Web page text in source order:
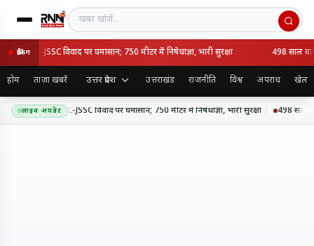
खबर खोजें
ब्रेकिंग
JPSC-JSSC विवाद पर घमासान; 750 मीटर में निषेधाज्ञा, भारी सुरक्षा 498 साल
होम ताज़ा खबरें उत्तर प्रदेश उत्तराखंड राजनीति विश्व अपराध खेल
लाइव अपडेट
मार्च आज, JPSC-JSSC विवाद पर घमासान; 750 मीटर में निषेधाज्ञा, भारी सुरक्षा 498 साल